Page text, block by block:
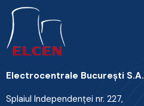
Electrocentrale Bucureşti S.A.
Splaiul Independenţei nr. 227,